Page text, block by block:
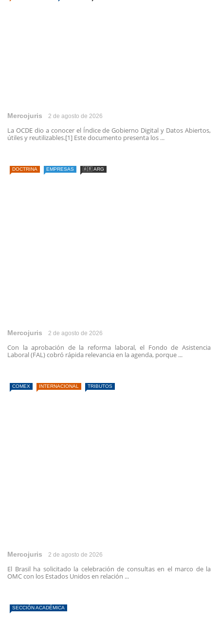
Mercojuris 2 de agosto de 2026
La OCDE dio a conocer el Índice de Gobierno Digital y Datos Abiertos,
útiles y reutilizables.[1] Este documento presenta los ...
DOCTRINA EMPRESAS 🇦🇷 ARG
Mercojuris 2 de agosto de 2026
Con la aprobación de la reforma laboral, el Fondo de Asistencia
Laboral (FAL) cobró rápida relevancia en la agenda, porque ...
COMEX INTERNACIONAL TRIBUTOS
Mercojuris 2 de agosto de 2026
El Brasil ha solicitado la celebración de consultas en el marco de la
OMC con los Estados Unidos en relación ...
SECCIÓN ACADÉMICA